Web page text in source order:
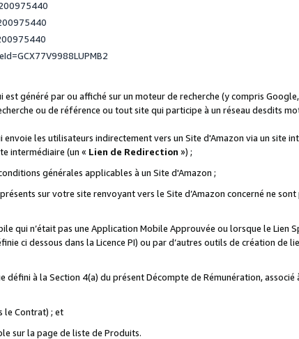
généré par ou affiché sur un moteur de recherche (y compris
ou de référence ou tout site qui participe à un réseau desdits
les utilisateurs indirectement vers un Site d'Amazon via un site
intermédiaire (un « Lien de Redirection ») ;
générales applicables à un Site d'Amazon ;
sur votre site renvoyant vers le Site d’Amazon concerné ne
qui n’était pas une Application Mobile Approuvée ou lorsque le Lien
ci dessous dans la Licence PI) ou par d’autres outils de création de
à la Section 4(a) du présent Décompte de Rémunération, associé
le Contrat) ; et
sur la page de liste de Produits.